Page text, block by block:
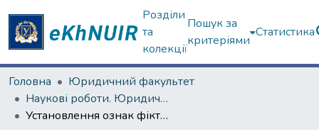
Розділи
та
колекції
Пошук за
критеріями
Статистика
Головна
Юридичний факультет
Наукові роботи. Юридичний факультет
Установлення ознак фіктивного правочину (на прикладі договору купівлі-продажу квартири)